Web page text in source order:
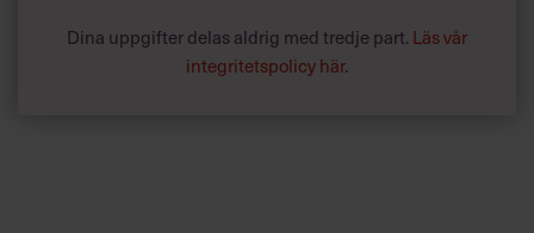
Dina uppgifter delas aldrig med tredje part. Läs vår
integritetspolicy här.